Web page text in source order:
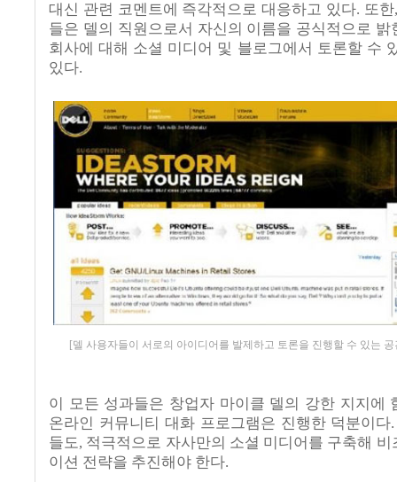
대신 관련 코멘트에 즉각적으로 대응하고 있다. 또
들은 델의 직원으로서 자신의 이름을 공식적으로 밝
회사에 대해 소셜 미디어 및 블로그에서 토론할 수
있다.
[델 사용자들이 서로의 아이디어를 발제하고 토론을 진행할 수 있는
이 모든 성과들은 창업자 마이클 델의 강한 지지에
온라인 커뮤니티 대화 프로그램은 진행한 덕분이
들도, 적극적으로 자사만의 소셜 미디어를 구축해
이션 전략을 추진해야 한다.